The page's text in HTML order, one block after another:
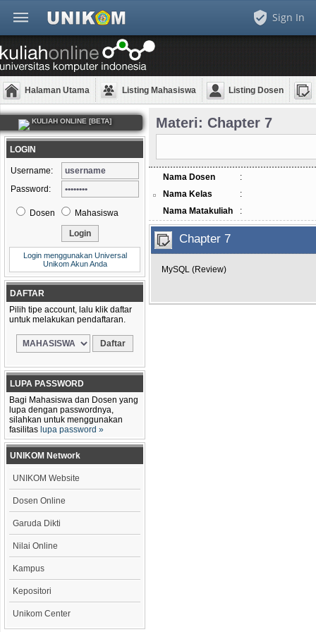
Sign In
Halaman Utama Listing Mahasiswa Listing Dosen
KULIAH ONLINE [BETA]
LOGIN
Username:
Password:
Dosen Mahasiswa
Login menggunakan Universal
Unikom Akun Anda
DAFTAR
Pilih tipe account, lalu klik daftar
untuk melakukan pendaftaran.
LUPA PASSWORD
Bagi Mahasiswa dan Dosen yang
lupa dengan passwordnya,
silahkan untuk menggunakan
fasilitas lupa password »
UNIKOM Network
UNIKOM Website
Dosen Online
Garuda Dikti
Nilai Online
Kampus
Kepositori
Unikom Center
Materi: Chapter 7
Nama Dosen
:
Nama Kelas
:
Nama Matakuliah
:
Chapter 7
MySQL (Review)